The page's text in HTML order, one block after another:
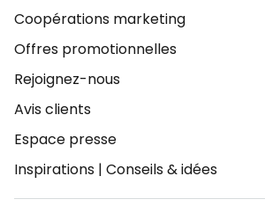
Coopérations marketing
Offres promotionnelles
Rejoignez-nous
Avis clients
Espace presse
Inspirations | Conseils & idées